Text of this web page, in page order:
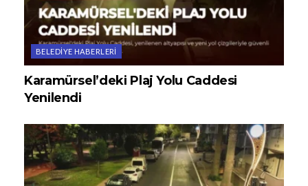
BELEDIYE HABERLERI
Karamürsel’deki Plaj Yolu Caddesi
Yenilendi